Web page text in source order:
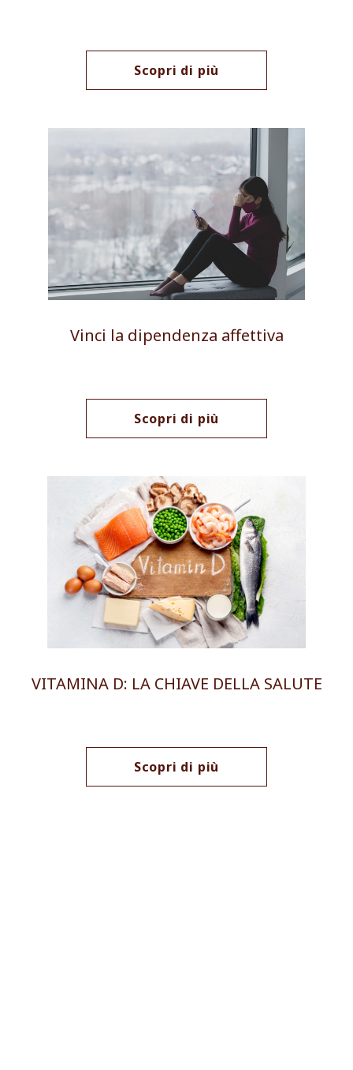
Scopri di più
Vinci la dipendenza affettiva
Scopri di più
VITAMINA D: LA CHIAVE DELLA SALUTE
Scopri di più